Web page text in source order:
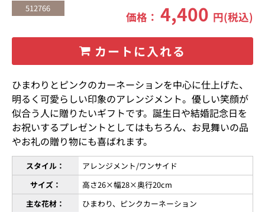
512766
価格：4,400 円(税込)
カートに入れる
ひまわりとピンクのカーネーションを中心に仕上げた、
明るく可愛らしい印象のアレンジメント。優しい笑顔が
似合う人に贈りたいギフトです。誕生日や結婚記念日を
お祝いするプレゼントとしてはもちろん、お見舞いの品
やお礼の贈り物にも喜ばれます。
スタイル：
アレンジメント/ワンサイド
サイズ：
高さ26×幅28×奥行20cm
主な花材：
ひまわり、ピンクカーネーション